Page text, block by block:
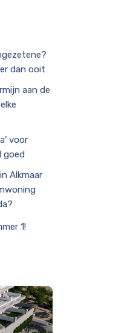
dan ooit
aan de
voor
goed
Alkmaar
1!